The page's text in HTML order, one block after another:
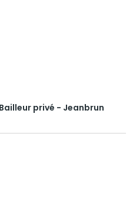
privé - Jeanbrun